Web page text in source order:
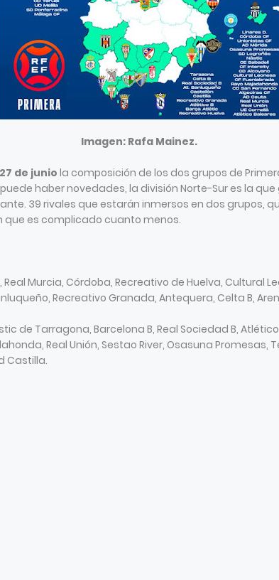
Imagen: Rafa Mainez.
de juniola composición de los dos grupos de
haber novedades, la división Norte-Sur es la
39 rivales que estarán inmersos en dos grupos,
que es complicado cuanto menos.
Murcia, Córdoba, Recreativo de Huelva, Cultural
Recreativo Granada, Antequera, Celta B,
de Tarragona, Barcelona B, Real Sociedad B,
Real Unión, Sestao River, Osasuna Promesas,
Castilla.